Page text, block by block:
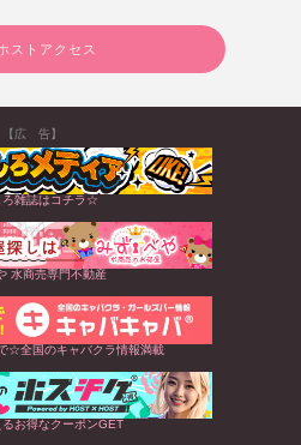
ストアクセス
【広 告】
ろ雑誌はコチラ☆
水商売専門不動産
☆全国のキャバクラ情報満載
お得なクーポンGET